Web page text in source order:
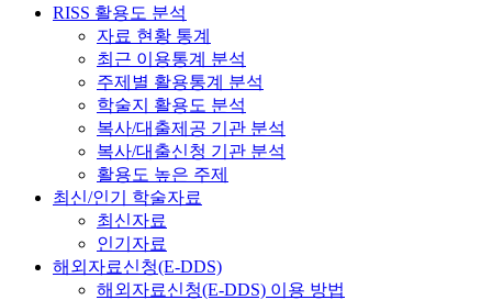
RISS 활용도 분석
자료 현황 통계
최근 이용통계 분석
주제별 활용통계 분석
학술지 활용도 분석
복사/대출제공 기관 분석
복사/대출신청 기관 분석
활용도 높은 주제
최신/인기 학술자료
최신자료
인기자료
해외자료신청(E-DDS)
해외자료신청(E-DDS) 이용 방법